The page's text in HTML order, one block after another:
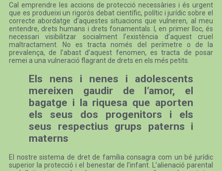
Cal emprendre les accions de protecció necessàries i és urgent
que es produeixi un rigorós debat científic, polític i jurídic sobre el
correcte abordatge d’aquestes situacions que vulneren, al meu
entendre, drets humans i drets fonamentals. I, en primer lloc, és
necessari visibilitzar socialment l’existència d’aquest cruel
maltractament. No es tracta només del perímetre o de la
prevalença, de l’abast d’aquest fenomen, es tracta de posar
remei a una vulneració flagrant de drets en els més petits.
Els nens i nenes i adolescents
mereixen gaudir de l’amor, el
bagatge i la riquesa que aporten
els seus dos progenitors i els
seus respectius grups paterns i
materns
El nostre sistema de dret de família consagra com un bé jurídic
superior la protecció i el benestar de l’infant. L’alienació parental